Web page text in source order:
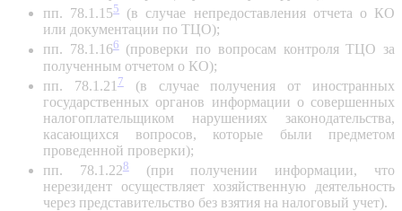
пп. 78.1.155
(в случае непредоставления отчета о КО
или документации по ТЦО);
пп. 78.1.166(проверки по вопросам контроля ТЦО за
полученным отчетом о КО);
пп. 78.1.21 7(в случае получения от иностранных
государственных органов информации о совершенных
налогоплательщиком нарушениях законодательства,
касающихся вопросов, которые были предметом
проведенной проверки);
пп. 78.1.228(при получении информации, что
нерезидент осуществляет хозяйственную деятельность
через представительство без взятия на налоговый учет).